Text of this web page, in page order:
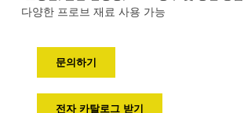
다양한 프로브 재료 사용 가능
문의하기
전자 카탈로그 받기